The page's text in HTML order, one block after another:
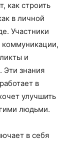
как строить
в личной
Участники
коммуникации,
и
знания
в
улучшить
людьми.
в себя